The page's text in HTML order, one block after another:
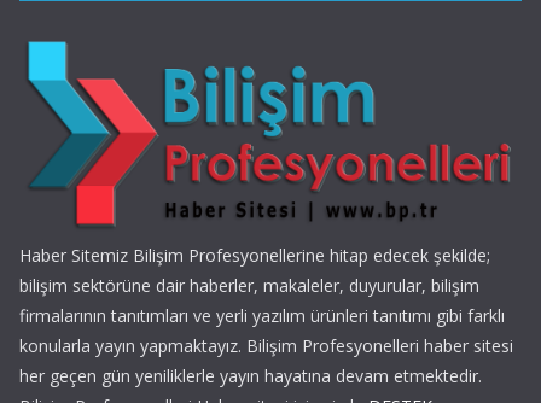
Haber Sitemiz Bilişim Profesyonellerine hitap edecek şekilde;
bilişim sektörüne dair haberler, makaleler, duyurular, bilişim
firmalarının tanıtımları ve yerli yazılım ürünleri tanıtımı gibi farklı
konularla yayın yapmaktayız. Bilişim Profesyonelleri haber sitesi
her geçen gün yeniliklerle yayın hayatına devam etmektedir.